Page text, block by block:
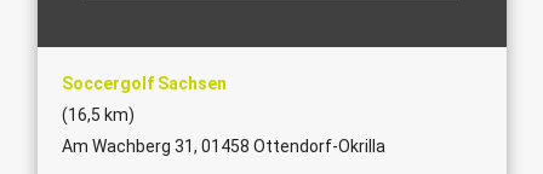
Soccergolf Sachsen
(16,5 km)
Am Wachberg 31, 01458 Ottendorf-Okrilla